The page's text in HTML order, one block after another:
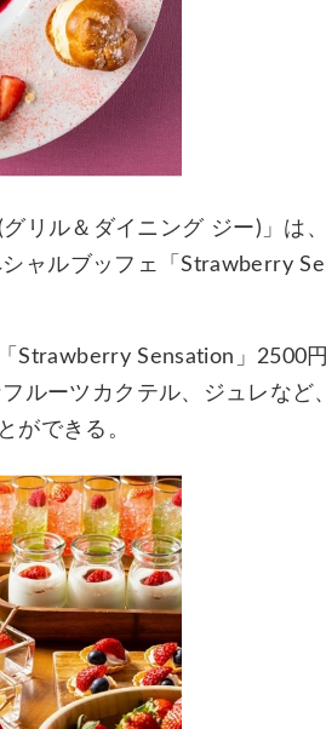
リル＆ダイニング ジー)」は
ャルブッフェ「Strawberry
Strawberry Sensation」2500
ルーツカクテル、ジュレなど
ができる。